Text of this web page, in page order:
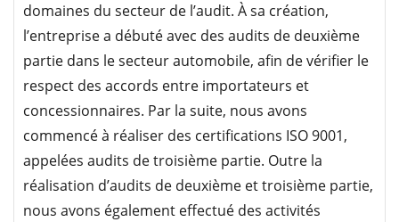
domaines du secteur de l’audit. À sa création,
l’entreprise a débuté avec des audits de deuxième
partie dans le secteur automobile, afin de vérifier le
respect des accords entre importateurs et
concessionnaires. Par la suite, nous avons
commencé à réaliser des certifications ISO 9001,
appelées audits de troisième partie. Outre la
réalisation d’audits de deuxième et troisième partie,
nous avons également effectué des activités